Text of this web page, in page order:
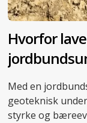
Hvorfor
Med en
geoteknisk
styrke og